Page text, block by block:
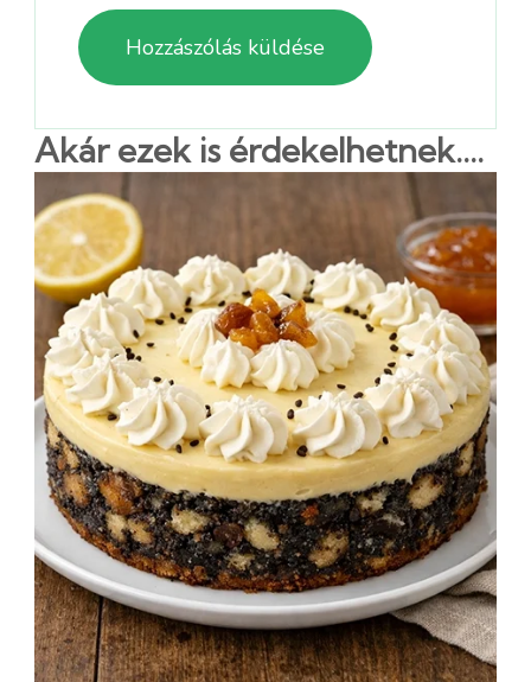
Akár ezek is érdekelhetnek....